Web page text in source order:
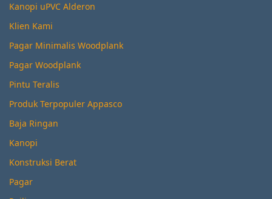
Kanopi uPVC Alderon
Klien Kami
Pagar Minimalis Woodplank
Pagar Woodplank
Pintu Teralis
Produk Terpopuler Appasco
Baja Ringan
Kanopi
Konstruksi Berat
Pagar